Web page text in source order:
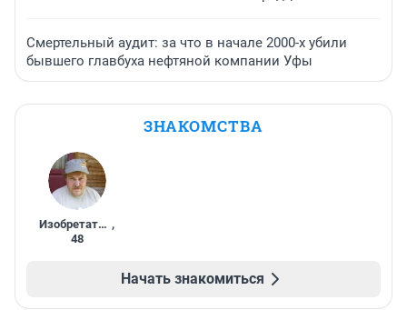
Смертельный аудит: за что в начале 2000-х убили
бывшего главбуха нефтяной компании Уфы
ЗНАКОМСТВА
Изобретатель ,
48
Начать знакомиться